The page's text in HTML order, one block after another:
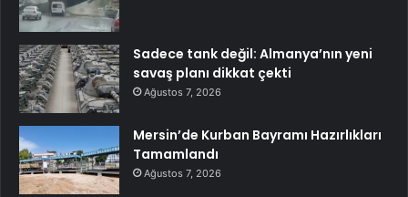
Sadece tank değil: Almanya’nın yeni
savaş planı dikkat çekti
Ağustos 7, 2026
Mersin’de Kurban Bayramı Hazırlıkları
Tamamlandı
Ağustos 7, 2026